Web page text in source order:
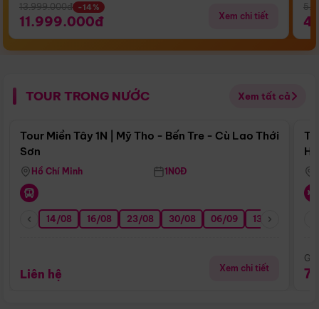
13.999.000đ -14%
11.999.000đ Xem chi tiết
TOUR TRONG NƯỚC Xem tất cả
Điểm nổi bật
Tour Miền Tây 1N | Mỹ Tho - Bến Tre - Cù Lao Thới
Sơn
Hồ Chí Minh 1N0Đ
14/08 16/08 23/08 30/08 06/09 13/09
Liên hệ Xem chi tiết